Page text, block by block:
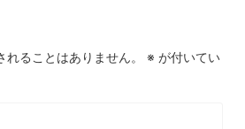
ることはありません。 ※ が付いてい